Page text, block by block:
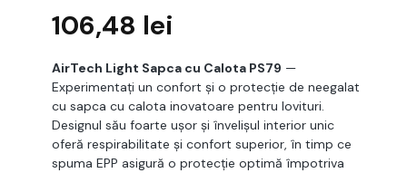
106,48 lei
AirTech Light Sapca cu Calota PS79 —
Experimentați un confort și o protecție de neegalat
cu sapca cu calota inovatoare pentru lovituri.
Designul său foarte ușor și învelișul interior unic
oferă respirabilitate și confort superior, în timp ce
spuma EPP asigură o protecție optimă împotriva